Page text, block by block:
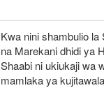
Kwa nini shambulio la
na Marekani dhidi ya
Shaabi ni ukiukaji wa
mamlaka ya